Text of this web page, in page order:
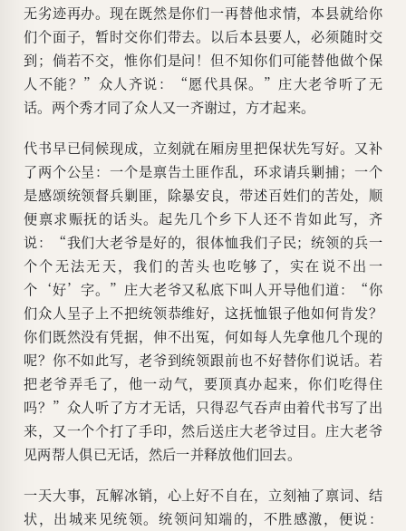
无劣迹再办。现在既然是你们一再替他求情，本县就给你
们个面子，暂时交你们带去。以后本县要人，必须随时交
到；倘若不交，惟你们是问！但不知你们可能替他做个保
人不能？”众人齐说：“愿代具保。”庄大老爷听了无
话。两个秀才同了众人又一齐谢过，方才起来。
代书早已伺候现成，立刻就在厢房里把保状先写好。又补
了两个公呈：一个是禀告土匪作乱，环求请兵剿捕；一个
是感颂统领督兵剿匪，除暴安良，带述百姓们的苦处，顺
便禀求赈抚的话头。起先几个乡下人还不肯如此写，齐
说：“我们大老爷是好的，很体恤我们子民；统领的兵一
个个无法无天，我们的苦头也吃够了，实在说不出一
个‘好’字。”庄大老爷又私底下叫人开导他们道：“你
们众人呈子上不把统领恭维好，这抚恤银子他如何肯发？
你们既然没有凭据，伸不出冤，何如每人先拿他几个现的
呢？你不如此写，老爷到统领跟前也不好替你们说话。若
把老爷弄毛了，他一动气，要顶真办起来，你们吃得住
吗？”众人听了方才无话，只得忍气吞声由着代书写了出
来，又一个个打了手印，然后送庄大老爷过目。庄大老爷
见两帮人俱已无话，然后一并释放他们回去。
一天大事，瓦解冰销，心上好不自在，立刻袖了禀词、结
状，出城来见统领。统领问知端的，不胜感激，便说：